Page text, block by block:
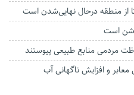
از منطقه درحال نهایی‌شدن است
است
و افزایش ناگهانی آب